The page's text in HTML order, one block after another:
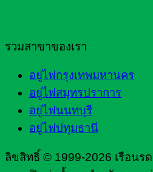
รวมสาขาของเรา
อยู่ไฟกรุงเทพมหานคร
อยู่ไฟสมุทรปราการ
อยู่ไฟนนทบุรี
อยู่ไฟปทุมธานี
ลิขสิทธิ์ © 1999-2026 เรือนร